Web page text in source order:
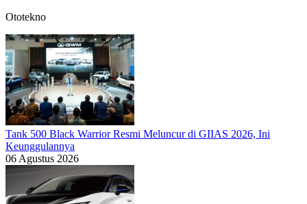
Ototekno
Tank 500 Black Warrior Resmi Meluncur di GIIAS 2026, Ini
Keunggulannya
06 Agustus 2026